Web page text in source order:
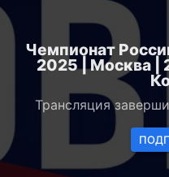
Чемпионат
2025 | Москва |
Трансляция